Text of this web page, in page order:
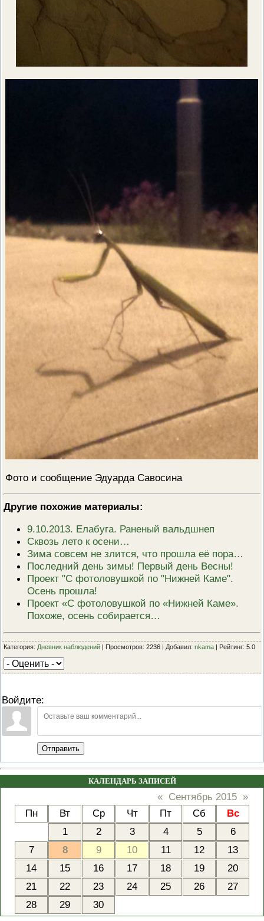
Фото и сообщение Эдуарда Савосина
Другие похожие материалы:
9.10.2013. Елабуга. Раненый вальдшнеп
Сквозь лето к осени…
Зима совсем не злится, что прошла её пора…
Последний день зимы! Первый день Весны!
Проект "С фотоловушкой по "Нижней Каме".
Осень прошла!
Проект «С фотоловушкой по «Нижней Каме».
Похоже, осень собирается…
Категория: Дневник наблюдений | Просмотров: 2236 | Добавил: nkama | Рейтинг: 5.0
Войдите:
Отправить
КАЛЕНДАРЬ ЗАПИСЕЙ
« Сентябрь 2015 »
Пн
Вт Ср Чт Пт Сб
Вс
1
2 3 4 5
6
7
8 9 10 11 12
13
14
15 16 17 18 19
20
21
22 23 24 25 26
27
28
29 30